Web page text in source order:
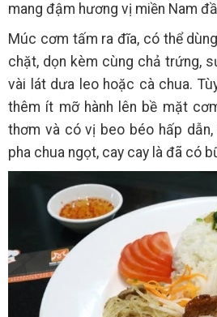
mang đậm hương vị miền Nam
Múc cơm tấm ra đĩa, có thể
chặt, dọn kèm cùng chả trứng,
vài lát dưa leo hoặc cà chua.
thêm ít mỡ hành lên bề mặt
thơm và có vị beo béo hấp
pha chua ngọt, cay cay là đã có